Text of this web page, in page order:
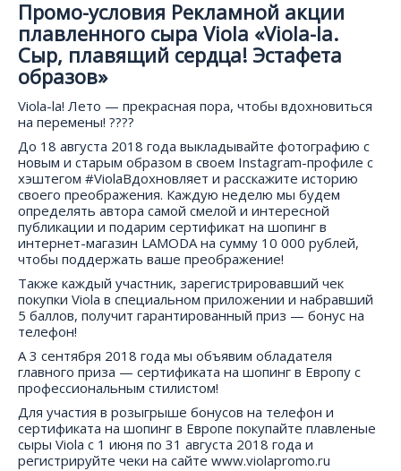
Промо-условия Рекламной акции
плавленного сыра Viola «Viola-la.
Cыр, плавящий сердца! Эстафета
образов»
Viola-la! Лето — прекрасная пора, чтобы вдохновиться
на перемены! ????
До 18 августа 2018 года выкладывайте фотографию с
новым и старым образом в своем Instagram-профиле с
хэштегом #ViolaВдохновляет и расскажите историю
своего преображения. Каждую неделю мы будем
определять автора самой смелой и интересной
публикации и подарим сертификат на шопинг в
интернет-магазин LAMODA на сумму 10 000 рублей,
чтобы поддержать ваше преображение!
Также каждый участник, зарегистрировавший чек
покупки Viola в специальном приложении и набравший
5 баллов, получит гарантированный приз — бонус на
телефон!
А 3 сентября 2018 года мы объявим обладателя
главного приза — сертификата на шопинг в Европу с
профессиональным стилистом!
Для участия в розыгрыше бонусов на телефон и
сертификата на шопинг в Европе покупайте плавленые
сыры Viola с 1 июня по 31 августа 2018 года и
регистрируйте чеки на сайте www.violapromo.ru